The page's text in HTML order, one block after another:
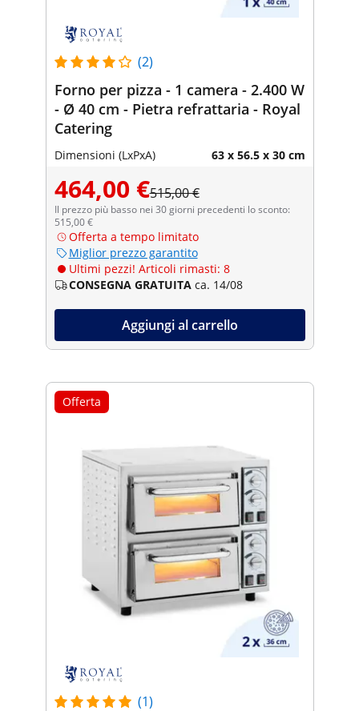
(2)
Forno per pizza - 1 camera - 2.400 W
- Ø 40 cm - Pietra refrattaria - Royal
Catering
Dimensioni (LxPxA) 63 x 56.5 x 30 cm
464,00 €515,00 €
Il prezzo più basso nei 30 giorni precedenti lo sconto:
515,00 €
Offerta a tempo limitato
Miglior prezzo garantito
Ultimi pezzi! Articoli rimasti: 8
CONSEGNA GRATUITA ca. 14/08
Aggiungi al carrello
Offerta
(1)